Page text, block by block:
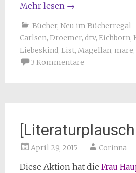
Mehr lesen →
Bücher, Neu im Bücherregal
Carlsen, Droemer, dtv, Eichborn,
Liebeskind, List, Magellan, mare,
3 Kommentare
April 29, 2015 Corinna
Diese Aktion hat die Frau